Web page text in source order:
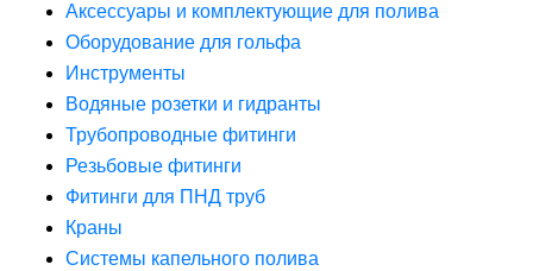
Аксессуары и комплектующие для полива
Оборудование для гольфа
Инструменты
Водяные розетки и гидранты
Трубопроводные фитинги
Резьбовые фитинги
Фитинги для ПНД труб
Краны
Системы капельного полива